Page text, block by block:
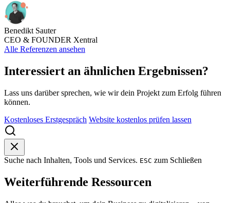
Benedikt Sauter
CEO & FOUNDER Xentral
Alle Referenzen ansehen
Interessiert an ähnlichen Ergebnissen?
Lass uns darüber sprechen, wie wir dein Projekt zum Erfolg führen
können.
Kostenloses Erstgespräch Website kostenlos prüfen lassen
Suche nach Inhalten, Tools und Services. ESC zum Schließen
Weiterführende Ressourcen